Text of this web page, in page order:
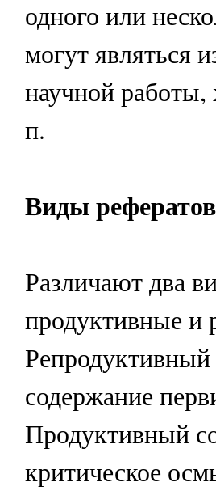
одного или
могут являться
научной работы,
п.
Виды
Различают два
продуктивные и
Репродуктивный
содержание
Продуктивный
критическое